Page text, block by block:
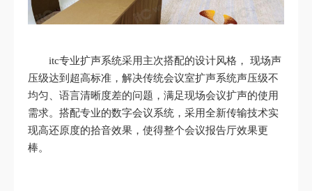
itc专业扩声系统采用主次搭配的设计风格， 现场声
压级达到超高标准，解决传统会议室扩声系统声压级不
均匀、语言清晰度差的问题，满足现场会议扩声的使用
需求。搭配专业的数字会议系统，采用全新传输技术实
现高还原度的拾音效果，使得整个会议报告厅效果更
棒。